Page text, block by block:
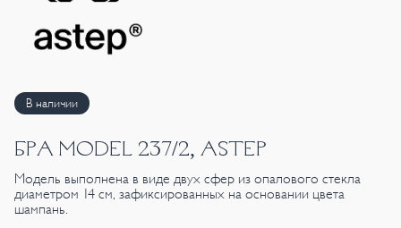
В наличии
БРА MODEL 237/2, ASTEP
Модель выполнена в виде двух сфер из опалового стекла
диаметром 14 см, зафиксированных на основании цвета
шампань.